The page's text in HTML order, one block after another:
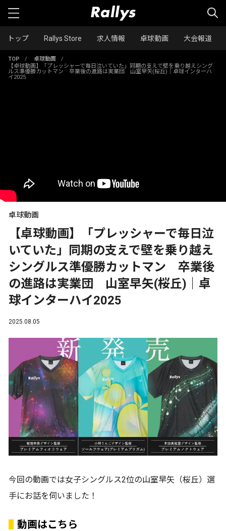
トップ Rallys Store 求人情報 卓球動画 大会報道
TOP / 卓球動画
/
【卓球動画】「プレッシャーで毎日泣いていた」同期の支えで壁を乗り越えシング
ルス準優勝カットマン 卒業後の進路は実業団 山室早矢(桜丘)｜卓球インターハ
イ2025
卓球動画
【卓球動画】「プレッシャーで毎日泣
いていた」同期の支えで壁を乗り越え
シングルス準優勝カットマン 卒業後
の進路は実業団 山室早矢(桜丘)｜卓
球インターハイ2025
2025.08.05
今回の動画では女子シングルス2位の山室早矢（桜丘）選
手にお話を伺いました！
動画はこちら